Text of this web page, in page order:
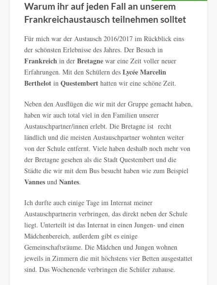
Warum ihr auf jeden Fall an unserem
Frankreichaustausch teilnehmen solltet
Für mich war der Austausch 2016/2017 im Rückblick eins
der schönsten Erlebnisse des Jahres. Der Besuch in
Frankreich in der Bretagne war eine Zeit voller neuer
Erfahrungen. Mit den Schülern des Lycée Marcelin
Berthelot in Questembert hatten wir eine schöne Zeit.
Neben den Ausflügen die wir mit der Gruppe gemacht haben,
haben wir auch total viel in den Familien unserer
Austauschpartner/innen erlebt. Die Bretagne ist recht
ländlich und die meisten Austauschpartner wohnten weiter
von der Schule entfernt. Viele haben deshalb noch mehr von
der Bretagne gesehen als die Stadt Questembert und die
Städte die wir mit dem Bus besucht haben wie zum Beispiel
Vannes und Nantes.
Ich durfte auch einige Tage im Internat meiner
Austauschpartnerin verbringen, das direkt neben der Schule
liegt. Unterteilt ist das Internat in einen Jungen- und einen
Mädchenbereich, außerdem gibt es einige
Gemeinschaftsräume. Die Mädchen und Jungen wohnen
jeweils in Zimmern die mit höchstens vier Betten ausgestattet
sind. Das Wochenende verbringen die Schüler zuhause.